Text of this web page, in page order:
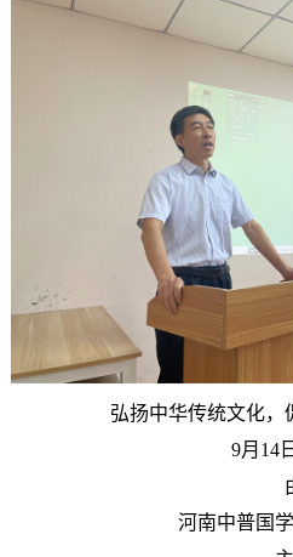
弘扬中华传统文化，
9月14
河南中普国